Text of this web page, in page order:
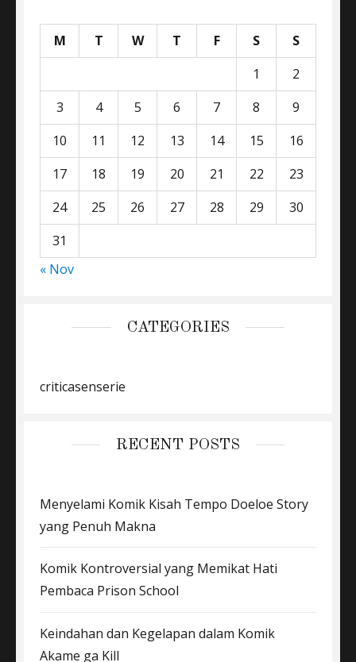
M T W T F S
S
1
2
3
4 5 6 7 8
9
10
11 12 13 14 15
16
17
18 19 20 21 22
23
24
25 26 27 28 29
30
31
« Nov
CATEGORIES
criticasenserie
RECENT POSTS
Menyelami Komik Kisah Tempo Doeloe Story
yang Penuh Makna
Komik Kontroversial yang Memikat Hati
Pembaca Prison School
Keindahan dan Kegelapan dalam Komik
Akame ga Kill